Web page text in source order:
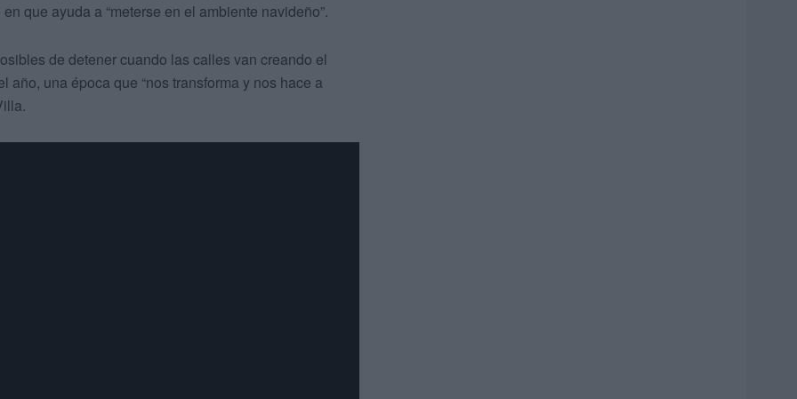
que ayuda a “meterse en el ambiente navideño”.
de detener cuando las calles van creando el
una época que “nos transforma y nos hace a